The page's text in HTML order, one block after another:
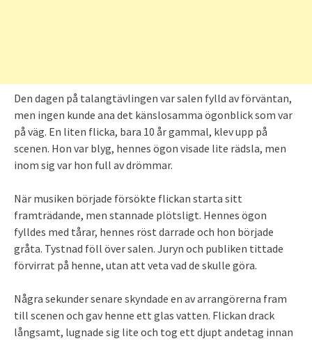
Den dagen på talangtävlingen var salen fylld av förväntan,
men ingen kunde ana det känslosamma ögonblick som var
på väg. En liten flicka, bara 10 år gammal, klev upp på
scenen. Hon var blyg, hennes ögon visade lite rädsla, men
inom sig var hon full av drömmar.
När musiken började försökte flickan starta sitt
framträdande, men stannade plötsligt. Hennes ögon
fylldes med tårar, hennes röst darrade och hon började
gråta. Tystnad föll över salen. Juryn och publiken tittade
förvirrat på henne, utan att veta vad de skulle göra.
Några sekunder senare skyndade en av arrangörerna fram
till scenen och gav henne ett glas vatten. Flickan drack
långsamt, lugnade sig lite och tog ett djupt andetag innan